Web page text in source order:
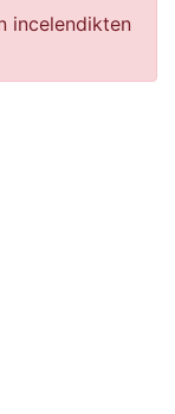
incelendikten